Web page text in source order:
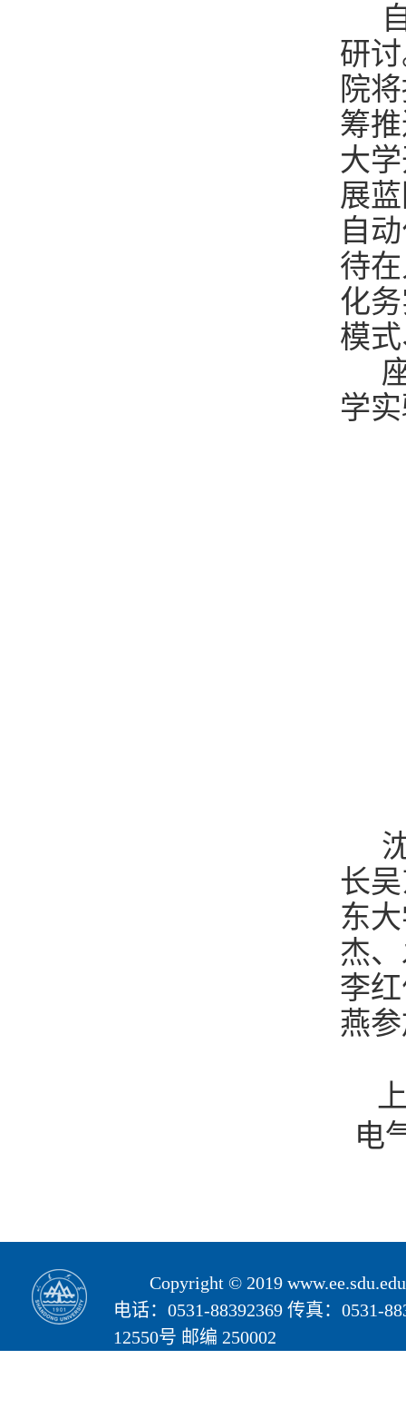
研
院
筹
大
展
自
待
化
模
学
长
东
杰
李
燕
电
Copyright © 2019
电话：0531-88392369 传真：0531-
12550号 邮编 250002